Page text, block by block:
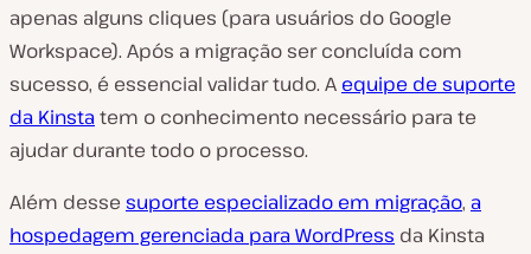
apenas alguns cliques (para usuários do Google
Workspace). Após a migração ser concluída com
sucesso, é essencial validar tudo. A equipe de suporte
da Kinstatem o conhecimento necessário para te
ajudar durante todo o processo.
Além desse suporte especializado em migração, a
hospedagem gerenciada para WordPress da Kinsta